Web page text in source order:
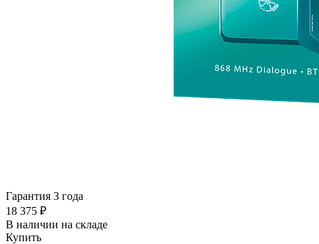
Гарантия 3 года
18 375 ₽
В наличии на складе
Купить